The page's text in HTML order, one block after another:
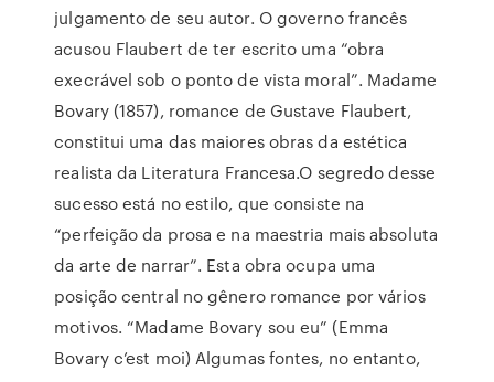
julgamento de seu autor. O governo francês
acusou Flaubert de ter escrito uma “obra
execrável sob o ponto de vista moral”. Madame
Bovary (1857), romance de Gustave Flaubert,
constitui uma das maiores obras da estética
realista da Literatura Francesa.O segredo desse
sucesso está no estilo, que consiste na
“perfeição da prosa e na maestria mais absoluta
da arte de narrar”. Esta obra ocupa uma
posição central no gênero romance por vários
motivos. “Madame Bovary sou eu” (Emma
Bovary c’est moi) Algumas fontes, no entanto,